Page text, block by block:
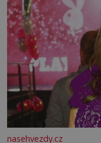
nasehvezdy.cz